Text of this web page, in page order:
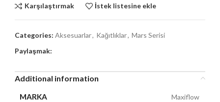
Karşılaştırmak İstek listesine ekle
Categories: Aksesuarlar, Kağıtlıklar, Mars Serisi
Paylaşmak:
Additional information
MARKA Maxiflow